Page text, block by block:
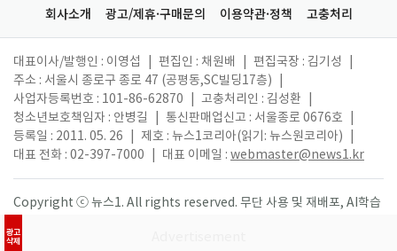
광고
삭제
회사소개 광고/제휴·구매문의 이용약관·정책 고충처리
대표이사/발행인 : 이영섭 편집인 : 채원배 편집국장 : 김기성
주소 : 서울시 종로구 종로 47 (공평동,SC빌딩17층)
사업자등록번호 : 101-86-62870
고충처리인 : 김성환
청소년보호책임자 : 안병길
통신판매업신고 : 서울종로 0676호
등록일 : 2011. 05. 26
제호 : 뉴스1코리아(읽기: 뉴스원코리아)
대표 전화 : 02-397-7000
대표 이메일 : webmaster@news1.kr
Copyright ⓒ 뉴스1. All rights reserved. 무단 사용 및 재배포, AI학습